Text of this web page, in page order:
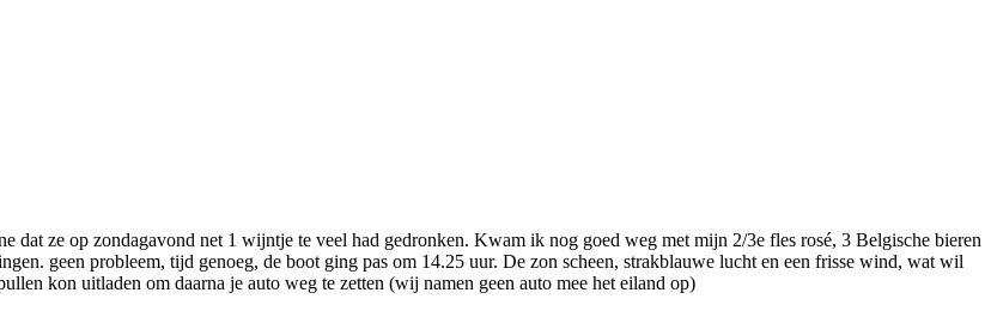
ze op zondagavond net 1 wijntje te veel had gedronken. Kwam ik nog goed weg met mijn 2/3e fles rosé, 3 Belgische bieren
geen probleem, tijd genoeg, de boot ging pas om 14.25 uur. De zon scheen, strakblauwe lucht en een frisse wind, wat wil
kon uitladen om daarna je auto weg te zetten (wij namen geen auto mee het eiland op)